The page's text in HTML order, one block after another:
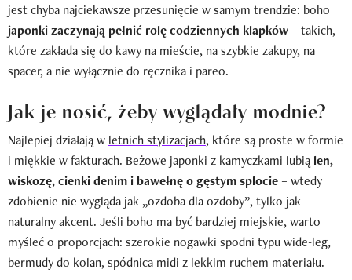
jest chyba najciekawsze przesunięcie w samym trendzie: boho
japonki zaczynają pełnić rolę codziennych klapków – takich,
które zakłada się do kawy na mieście, na szybkie zakupy, na
spacer, a nie wyłącznie do ręcznika i pareo.
Jak je nosić, żeby wyglądały modnie?
Najlepiej działają w letnich stylizacjach, które są proste w formie
i miękkie w fakturach. Beżowe japonki z kamyczkami lubią len,
wiskozę, cienki denim i bawełnę o gęstym splocie – wtedy
zdobienie nie wygląda jak „ozdoba dla ozdoby”, tylko jak
naturalny akcent. Jeśli boho ma być bardziej miejskie, warto
myśleć o proporcjach: szerokie nogawki spodni typu wide-leg,
bermudy do kolan, spódnica midi z lekkim ruchem materiału.